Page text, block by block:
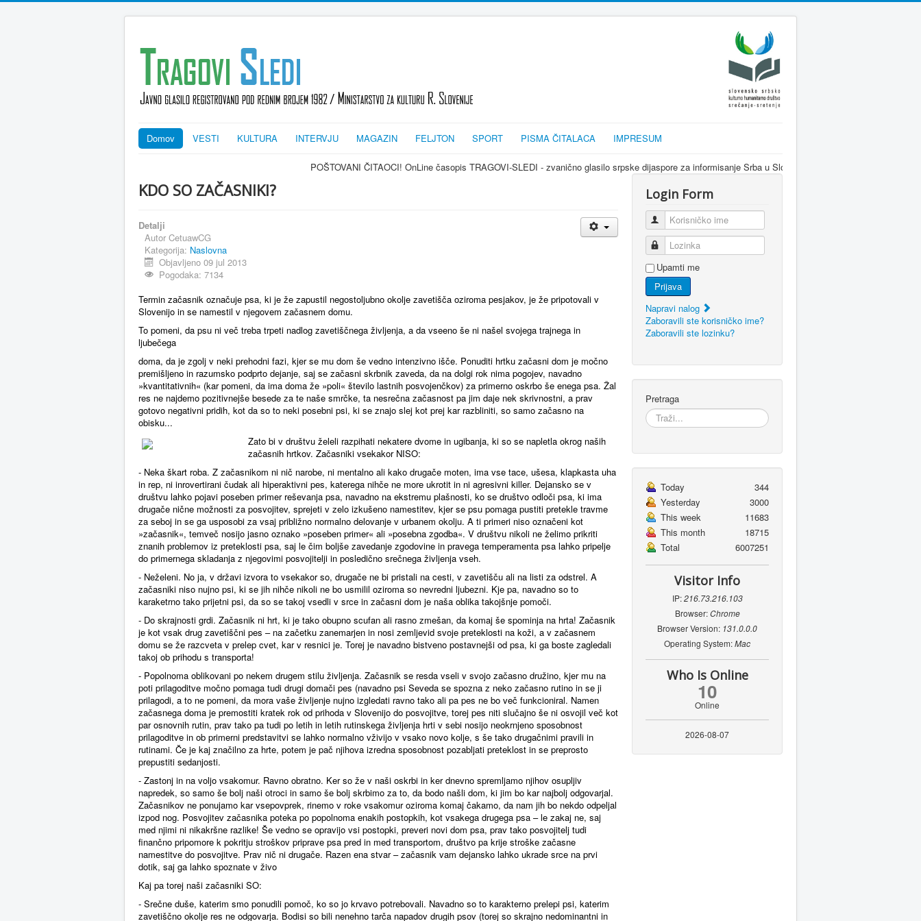
Domov VESTI KULTURA INTERVJU MAGAZIN FELJTON SPORT PISMA ČITALACA IMPRESUM
POŠTOVANI ČITAOCI! OnLine časopis TRAGOVI-SLEDI - zvanično glasilo srpske dijaspore za informisanje Srba u Sloveniji i regionu kroz interkulturalni
KDO SO ZAČASNIKI?
Detalji
Autor CetuawCG
Kategorija: Naslovna
Objavljeno 09 jul 2013
Pogodaka: 7134
Termin začasnik označuje psa, ki je že zapustil negostoljubno okolje zavetišča oziroma pesjakov, je že pripotovali v
Slovenijo in se namestil v njegovem začasnem domu.
To pomeni, da psu ni več treba trpeti nadlog zavetiščnega življenja, a da vseeno še ni našel svojega trajnega in
ljubečega
doma, da je zgolj v neki prehodni fazi, kjer se mu dom še vedno intenzivno išče. Ponuditi hrtku začasni dom je močno
premišljeno in razumsko podprto dejanje, saj se začasni skrbnik zaveda, da na dolgi rok nima pogojev, navadno
»kvantitativnih« (kar pomeni, da ima doma že »poli« število lastnih posvojenčkov) za primerno oskrbo še enega psa. Žal
res ne najdemo pozitivnejše besede za te naše smrčke, ta nesrečna začasnost pa jim daje nek skrivnostni, a prav
gotovo negativni pridih, kot da so to neki posebni psi, ki se znajo slej kot prej kar razbliniti, so samo začasno na
obisku...
Zato bi v društvu želeli razpihati nekatere dvome in ugibanja, ki so se napletla okrog naših
začasnih hrtkov. Začasniki vsekakor NISO:
- Neka škart roba. Z začasnikom ni nič narobe, ni mentalno ali kako drugače moten, ima vse tace, ušesa, klapkasta uha
in rep, ni inrovertirani čudak ali hiperaktivni pes, katerega nihče ne more ukrotit in ni agresivni killer. Dejansko se v
društvu lahko pojavi poseben primer reševanja psa, navadno na ekstremu plašnosti, ko se društvo odloči psa, ki ima
drugače nične možnosti za posvojitev, sprejeti v zelo izkušeno namestitev, kjer se psu pomaga pustiti pretekle travme
za seboj in se ga usposobi za vsaj približno normalno delovanje v urbanem okolju. A ti primeri niso označeni kot
»začasnik«, temveč nosijo jasno oznako »poseben primer« ali »posebna zgodba«. V društvu nikoli ne želimo prikriti
znanih problemov iz preteklosti psa, saj le čim boljše zavedanje zgodovine in pravega temperamenta psa lahko pripelje
do primernega skladanja z njegovimi posvojitelji in posledično srečnega življenja vseh.
- Neželeni. No ja, v državi izvora to vsekakor so, drugače ne bi pristali na cesti, v zavetišču ali na listi za odstrel. A
začasniki niso nujno psi, ki se jih nihče nikoli ne bo usmilil oziroma so nevredni ljubezni. Kje pa, navadno so to
karaketrno tako prijetni psi, da so se takoj vsedli v srce in začasni dom je naša oblika takojšnje pomoči.
- Do skrajnosti grdi. Začasnik ni hrt, ki je tako obupno scufan ali rasno zmešan, da komaj še spominja na hrta! Začasnik
je kot vsak drug zavetiščni pes – na začetku zanemarjen in nosi zemljevid svoje preteklosti na koži, a v začasnem
domu se že razcveta v prelep cvet, kar v resnici je. Torej je navadno bistveno postavnejši od psa, ki ga boste zagledali
takoj ob prihodu s transporta!
- Popolnoma oblikovani po nekem drugem stilu življenja. Začasnik se resda vseli v svojo začasno družino, kjer mu na
poti prilagoditve močno pomaga tudi drugi domači pes (navadno psi Seveda se spozna z neko začasno rutino in se ji
prilagodi, a to ne pomeni, da mora vaše življenje nujno izgledati ravno tako ali pa pes ne bo več funkcioniral. Namen
začasnega doma je premostiti kratek rok od prihoda v Slovenijo do posvojitve, torej pes niti slučajno še ni osvojil več kot
par osnovnih rutin, prav tako pa tudi po letih in letih rutinskega življenja hrti v sebi nosijo neokrnjeno sposobnost
prilagoditve in ob primerni predstavitvi se lahko normalno vživijo v vsako novo kolje, s še tako drugačnimi pravili in
rutinami. Če je kaj značilno za hrte, potem je pač njihova izredna sposobnost pozabljati preteklost in se preprosto
prepustiti sedanjosti.
- Zastonj in na voljo vsakomur. Ravno obratno. Ker so že v naši oskrbi in ker dnevno spremljamo njihov osupljiv
napredek, so samo še bolj naši otroci in samo še bolj skrbimo za to, da bodo našli dom, ki jim bo kar najbolj odgovarjal.
Začasnikov ne ponujamo kar vsepovprek, rinemo v roke vsakomur oziroma komaj čakamo, da nam jih bo nekdo odpeljal
izpod nog. Posvojitev začasnika poteka po popolnoma enakih postopkih, kot vsakega drugega psa – le zakaj ne, saj
med njimi ni nikakršne razlike! Še vedno se opravijo vsi postopki, preveri novi dom psa, prav tako posvojitelj tudi
finančno pripomore k pokritju stroškov priprave psa pred in med transportom, društvo pa krije stroške začasne
namestitve do posvojitve. Prav nič ni drugače. Razen ena stvar – začasnik vam dejansko lahko ukrade srce na prvi
dotik, saj ga lahko spoznate v živo
Kaj pa torej naši začasniki SO:
- Srečne duše, katerim smo ponudili pomoč, ko so jo krvavo potrebovali. Navadno so to karakterno prelepi psi, katerim
zavetiščno okolje res ne odgovarja. Bodisi so bili nenehno tarča napadov drugih psov (torej so skrajno nedominantni in
Login Form
Korisničko ime
Lozinka
Upamti me
Prijava
Napravi nalog
Zaboravili ste korisničko ime?
Zaboravili ste lozinku?
Pretraga
Today
344
Yesterday
3000
This week
11683
This month
18715
Total
6007251
Visitor Info
IP:216.73.216.103
Browser:Chrome
Browser Version: 131.0.0.0
Operating System:Mac
Who Is Online
10
Online
2026-08-07